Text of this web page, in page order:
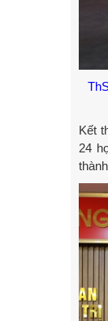
Kết
24